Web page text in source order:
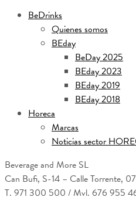
BeDrinks
Quienes somos
BEday
BeDay 2025
BEday 2023
BEday 2019
BEday 2018
Horeca
Marcas
Noticias sector
Beverage and More SL
Can Bufi, S-14 – Calle Torrente,
T. 971 300 500 / Mvl. 676 955